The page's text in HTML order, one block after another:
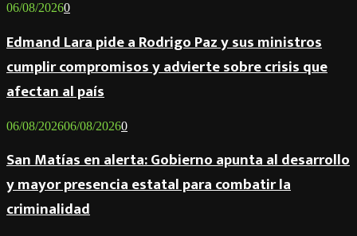
06/08/20260
Edmand Lara pide a Rodrigo Paz y sus ministros
cumplir compromisos y advierte sobre crisis que
afectan al país
06/08/202606/08/20260
San Matías en alerta: Gobierno apunta al desarrollo
y mayor presencia estatal para combatir la
criminalidad